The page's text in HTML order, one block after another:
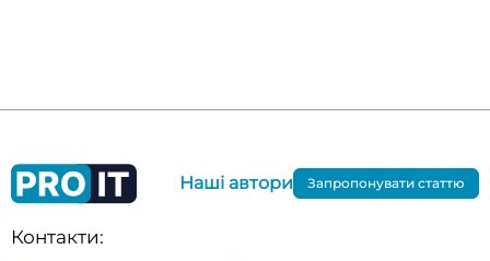
Контакти:
Наші автори Запропонувати статтю